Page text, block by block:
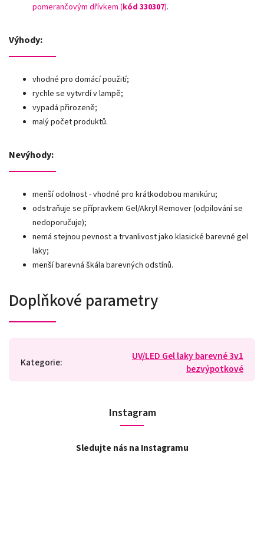
pomerančovým dřívkem (kód 330307).
Výhody:
vhodné pro domácí použití;
rychle se vytvrdí v lampě;
vypadá přirozeně;
malý počet produktů.
Nevýhody:
menší odolnost - vhodné pro krátkodobou manikúru;
odstraňuje se přípravkem Gel/Akryl Remover (odpilování se
nedoporučuje);
nemá stejnou pevnost a trvanlivost jako klasické barevné gel
laky;
menší barevná škála barevných odstínů.
Doplňkové parametry
Kategorie:
UV/LED Gel laky barevné 3v1
bezvýpotkové
Instagram
Sledujte nás na Instagramu